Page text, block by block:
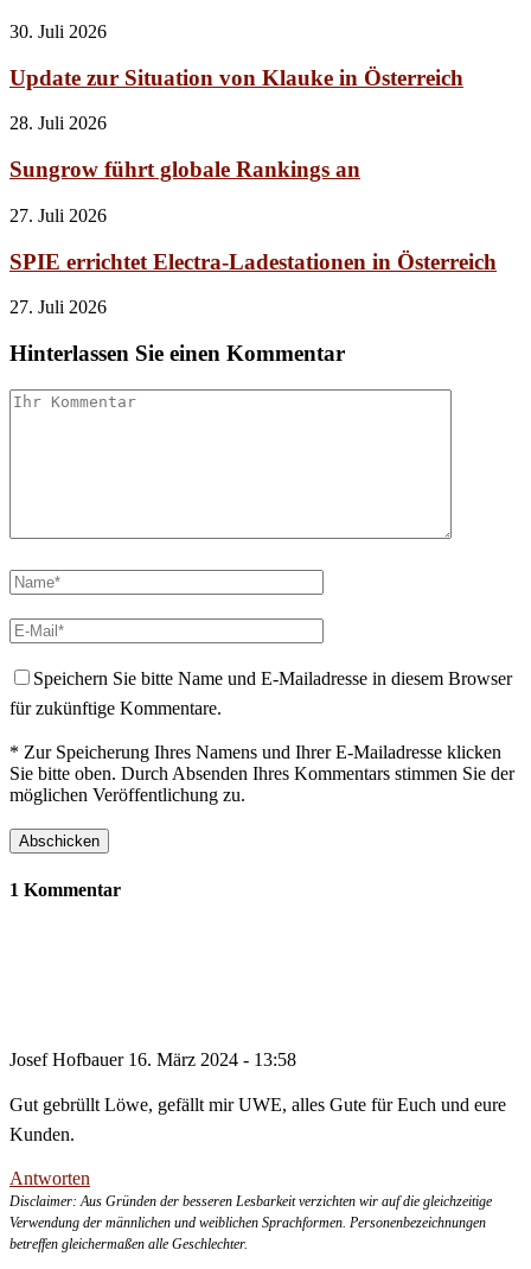
30. Juli 2026
Update zur Situation von Klauke in Österreich
28. Juli 2026
Sungrow führt globale Rankings an
27. Juli 2026
SPIE errichtet Electra-Ladestationen in Österreich
27. Juli 2026
Hinterlassen Sie einen Kommentar
Speichern Sie bitte Name und E-Mailadresse in diesem Browser
für zukünftige Kommentare.
* Zur Speicherung Ihres Namens und Ihrer E-Mailadresse klicken
Sie bitte oben. Durch Absenden Ihres Kommentars stimmen Sie der
möglichen Veröffentlichung zu.
1 Kommentar
Josef Hofbauer 16. März 2024 - 13:58
Gut gebrüllt Löwe, gefällt mir UWE, alles Gute für Euch und eure
Kunden.
Antworten
Disclaimer: Aus Gründen der besseren Lesbarkeit verzichten wir auf die gleichzeitige
Verwendung der männlichen und weiblichen Sprachformen. Personenbezeichnungen
betreffen gleichermaßen alle Geschlechter.